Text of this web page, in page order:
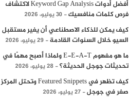
أفضل أدوات Keyword Gap Analysis لاكتشاف
فرص كلمات منافسيك
30 يوليو، 2026
كيف يمكن للذكاء الاصطناعي أن يغير مستقبل
السيو خلال السنوات القادمة
29 يوليو، 2026
ما هو مفهوم E-E-A-T ولماذا أصبح مهمًا في
تحديثات جوجل الحديثة؟
28 يوليو، 2026
كيف تظهر في Featured Snippets وتحتل المركز
صفر في جوجل
27 يوليو، 2026